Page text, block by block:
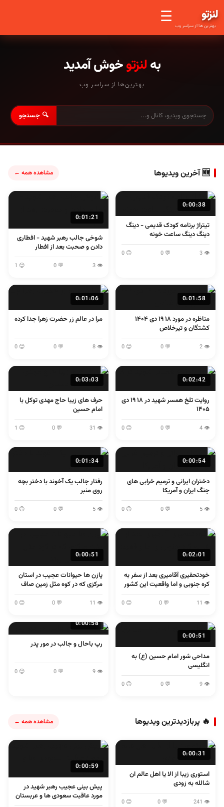
لنزتو
بهترین ها از سراسر وب ☰
بهلنزتوخوش آمدید
بهترین‌ها از سراسر وب
🔍 جستجو
🆕 آخرین ویدیوها مشاهده همه ←
0:00:38
تیتراژ برنامه کودک قدیمی - دینگ
دینگ دینگ ساعت خونه
👁 3
💬 0
😊 0
0:01:21
شوخی جالب رهبر شهید - افطاری
دادن و صحبت بعد از افطار
👁 3
💬 0
😊 1
0:01:58
مناظره در مورد ۱۸ ۱۹ دی ۱۴۰۴
کشتگان و تیرخلاص
👁 2
💬 0
😊 0
0:01:06
مرا در عالم زر حضرت زهرا جدا کرده
👁 8
💬 0
😊 0
0:02:42
روایت تلخ همسر شهید در ۱۸ ۱۹ دی
۱۴۰۵
👁 4
💬 0
😊 0
0:03:03
حرف های زیبا حاج مهدی توکل با
امام حسین
👁 31
💬 0
😊 1
0:00:54
دختران ایرانی و ترمیم خرابی های
جنگ ایران و آمریکا
👁 5
💬 0
😊 0
0:01:34
رفتار جالب یک آخوند با دختر بچه
روی منبر
👁 5
💬 0
😊 0
0:02:01
خودتحقیری آقامیری بعد از سفر به
کره جنوبی و اما واقعیت این کشور
👁 11
💬 0
😊 0
0:00:51
پازن ها حیوانات عجیب در استان
مرکزی که در کوه مثل زمین صاف
👁 11
💬 0
😊 0
0:00:51
مداحی شور امام حسین (ع) به
انگلیسی
👁 9
💬 0
😊 0
0:00:58
رپ باحال و جالب در مور پدر
👁 9
💬 0
😊 0
🔥 پربازدیدترین ویدیوها مشاهده همه ←
0:00:31
استوری زیبا از الا یا اهل عالم ان
شالله به زودی
👁 241
💬 0
😊 0
0:00:59
پیش بینی عجیب رهبر شهید در
مورد عاقبت سعودی ها و عربستان